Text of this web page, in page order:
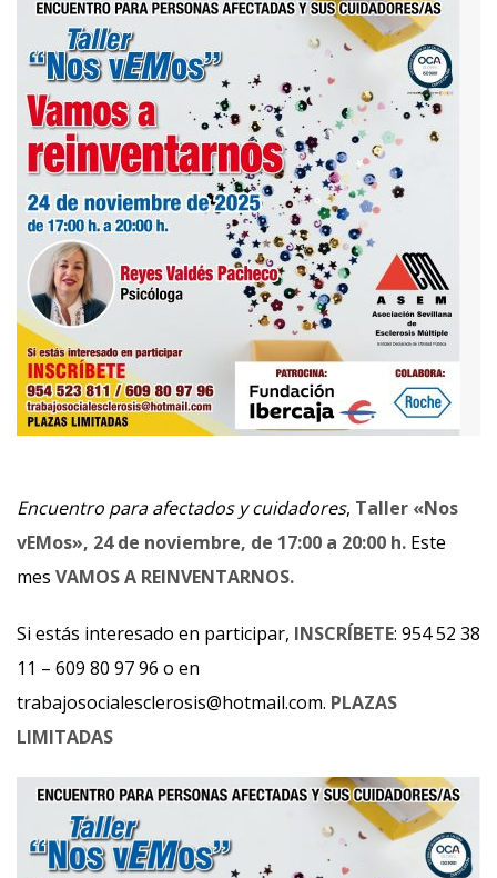
Encuentro para afectados y cuidadores, Taller «Nos
vEMos», 24 de noviembre, de 17:00 a 20:00 h. Este
mes VAMOS A REINVENTARNOS.
Si estás interesado en participar, INSCRÍBETE: 954 52 38
11 – 609 80 97 96 o en
trabajosocialesclerosis@hotmail.com. PLAZAS
LIMITADAS